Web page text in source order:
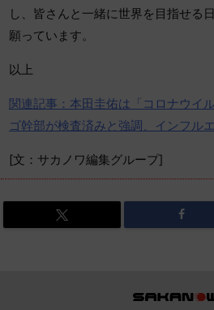
し、皆さんと一緒に世界を目指せる
願っています。
以上
関連記事：本田圭佑は「コロナウイ
ゴ幹部が検査済みと強調、インフル
[文：サカノワ編集グループ]